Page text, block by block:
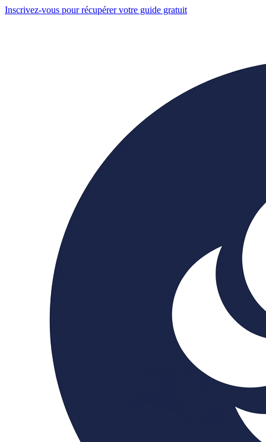
Inscrivez-vous pour récupérer votre guide gratuit